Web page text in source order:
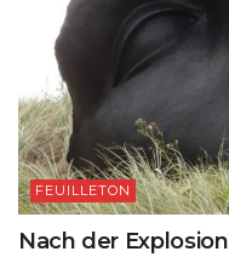
FEUILLETON
Nach der Explosion